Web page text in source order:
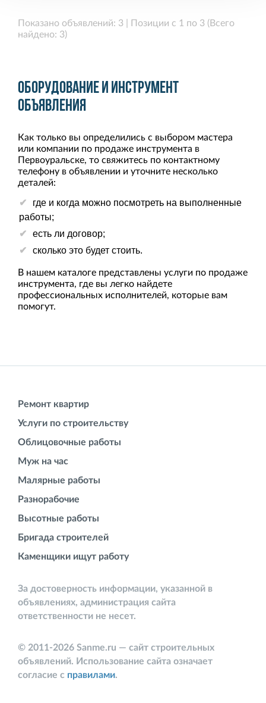
Показано объявлений: 3 | Позиции с 1 по 3 (Всего
найдено: 3)
Оборудование и инструмент
объявления
Как только вы определились с выбором мастера
или компании по продаже инструмента в
Первоуральске, то свяжитесь по контактному
телефону в объявлении и уточните несколько
деталей:
где и когда можно посмотреть на выполненные
работы;
есть ли договор;
сколько это будет стоить.
В нашем каталоге представлены услуги по продаже
инструмента, где вы легко найдете
профессиональных исполнителей, которые вам
помогут.
Ремонт квартир
Услуги по строительству
Облицовочные работы
Муж на час
Малярные работы
Разнорабочие
Высотные работы
Бригада строителей
Каменщики ищут работу
За достоверность информации, указанной в
объявлениях, администрация сайта
ответственности не несет.
© 2011-2026 Sanme.ru — сайт строительных
объявлений. Использование сайта означает
согласие с правилами.